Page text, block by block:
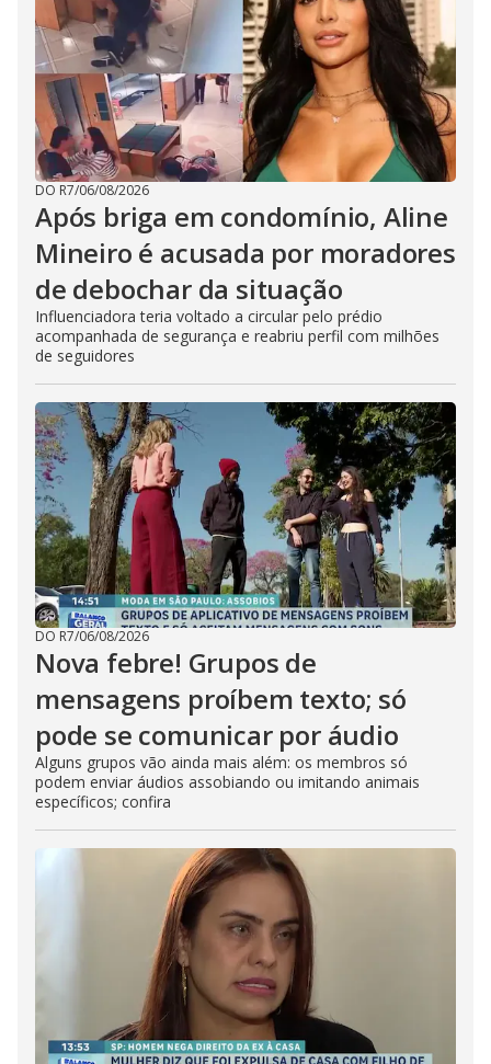
DO R7/06/08/2026
Após briga em condomínio, Aline
Mineiro é acusada por moradores
de debochar da situação
Influenciadora teria voltado a circular pelo prédio
acompanhada de segurança e reabriu perfil com milhões
de seguidores
DO R7/06/08/2026
Nova febre! Grupos de
mensagens proíbem texto; só
pode se comunicar por áudio
Alguns grupos vão ainda mais além: os membros só
podem enviar áudios assobiando ou imitando animais
específicos; confira